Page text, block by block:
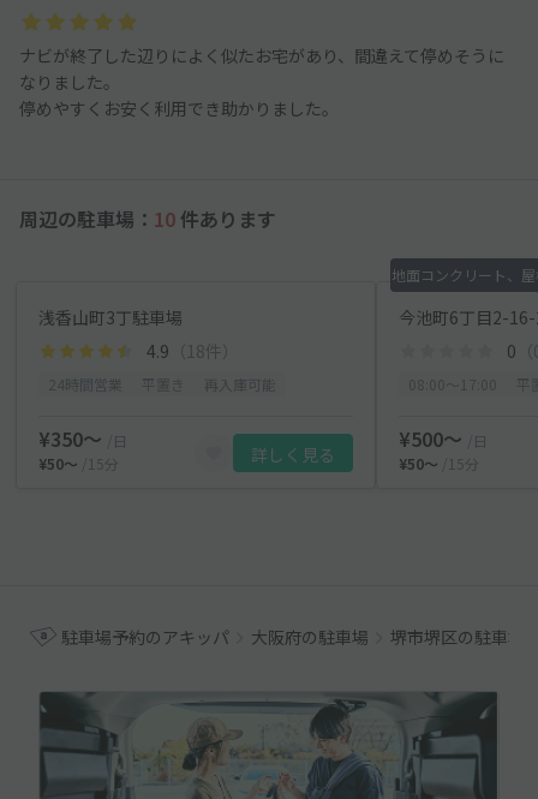
ナビが終了した辺りによく似たお宅があり、間違えて停めそうに
なりました。
停めやすくお安く利用でき助かりました。
周辺の駐車場： 10 件あります
浅香山町3丁駐車場
4.9 （18件）
¥350〜
/日
¥50〜
/15分 詳しく見る
地面コンクリート、
今池町6丁目2-
0
¥500〜
/日
¥50〜
/15分
駐車場予約のアキッパ 大阪府の駐車場 堺市堺区の駐車場